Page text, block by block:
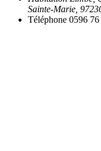
Sainte-Marie,
Téléphone 0596